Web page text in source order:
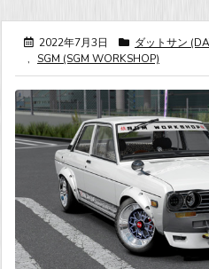
2022年7月3日 ダットサン
, SGM (SGM WORKSHOP)